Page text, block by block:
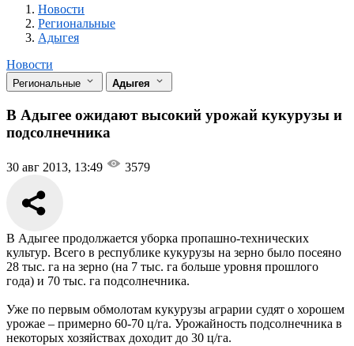
Новости
Разделы
Новости
Региональные
Адыгея
Новости
Региональные Адыгея
В Адыгее ожидают высокий урожай кукурузы и
подсолнечника
30 авг 2013, 13:49 3579
В Адыгее продолжается уборка пропашно-технических
культур. Всего в республике кукурузы на зерно было посеяно
28 тыс. га на зерно (на 7 тыс. га больше уровня прошлого
года) и 70 тыс. га подсолнечника.
Уже по первым обмолотам кукурузы аграрии судят о хорошем
урожае – примерно 60-70 ц/га. Урожайность подсолнечника в
некоторых хозяйствах доходит до 30 ц/га.